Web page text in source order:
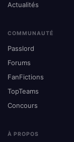
Actualités
COMMUNAUTÉ
Passlord
Forums
FanFictions
TopTeams
Concours
À PROPOS